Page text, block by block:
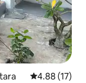
Calificación
4.88 (17)